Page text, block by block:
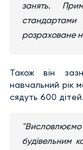
занять.
розраховане
Також він
навчальний рік
сядуть 600 дітей.
будівельним